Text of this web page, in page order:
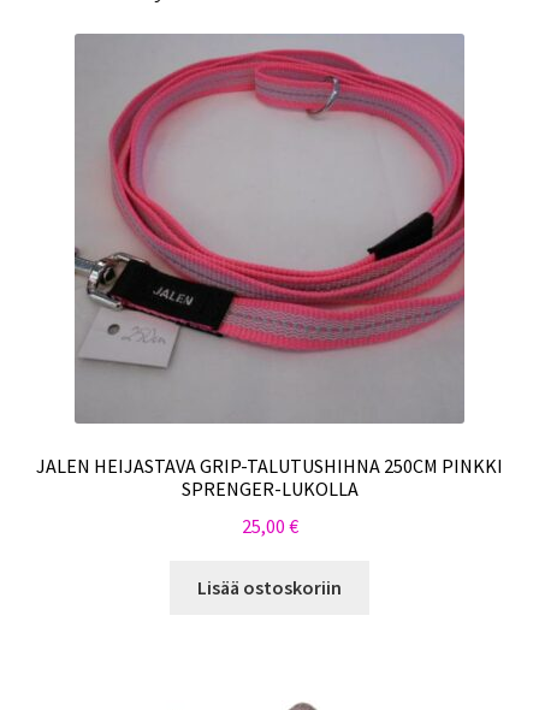
JALEN HEIJASTAVA GRIP-TALUTUSHIHNA 250CM PINKKI
SPRENGER-LUKOLLA
25,00 €
Lisää ostoskoriin